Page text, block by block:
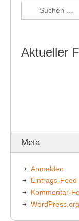
Aktueller
Meta
Anmelden
Eintrags-Feed
Kommentar-
WordPress.org